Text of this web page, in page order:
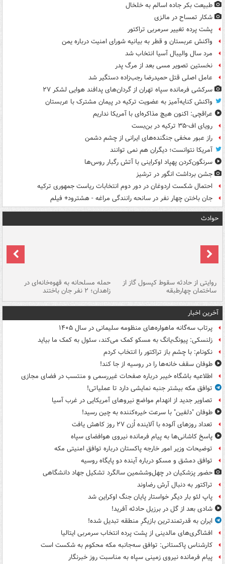
طبیعت بکر جاده اسالم به خلخال
شکار تمساح در مالزی
پشت پرده تغییر سرمربی تراکتور
واکنش عربستان و قطر به بیانیه شورای امنیت درباره یمن
مرد سال والیبال آسیا انتخاب شد
نخستین تصویر مسی بعد از مرگ پدر
عامل اصلی قتل حمیدرضا رجب‌زاده دستگیر شد
سرکشی فرمانده سپاه تهران از گردان‌های پدافند هوایی لشکر ۲۷
واکنش کنایه‌آمیز به عضویت ترکیه در پیمان مشترک با عربستان
عراقچی: اکنون هیچ مذاکره‌ای با آمریکا نداریم
رویای اف-۳۵ ترکیه در بن‌بست
راز عبور مخفی جنگنده‌های ایرانی از چشم دشمن
آمریکا نتوانست؛ دیگران هم نمی توانند
سرنگون‌کردن پهپاد اوکراینی با آتش رگبار روس‌ها
جشن برداشت انگور در ترشیز
احتمال شکست اردوغان در دور دوم انتخابات ریاست جمهوری ترکیه
جان باختن چهار نفر در سانحه رانندگی مراغه - هشترود+ فیلم
حوادث
روایتی از حادثه سقوط کپسول گاز از
ساختمان چهارطبقه
حمله مسلحانه به قهوه‌خانه‌ای در
زاهدان؛ ۲ نفر جان باختند
آخرین اخبار
پرتاب سه‌گانه ماهواره‌های منظومه سلیمانی در سال ۱۴۰۵
زلنسکی: پیونگ‌یانگ به مسکو کمک می‌کند، سئول به کمک ما بیاید
نکونام: با چشم باز تراکتور را انتخاب کردم
طوفان سقف خانه‌ها را در روسیه از جا ‌کند!
اطلاعیه باشگاه خیبر درباره صفحات غیررسمی و منتسب در فضای مجازی
توافق مکه بیشتر جنبه نمایشی دارد تا عملیاتی!
تصاویر جدید از انهدام مواضع نیروهای آمریکایی در غرب آسیا
طوفان "دلفین" با سرعت خیره‌کننده به چین رسید!
تعداد روزهای آلوده با آلاینده اُزن ۲۷ روز کاهش یافت
پاسخ کاشانی‌ها به پیام فرمانده نیروی هوافضای سپاه
توضیحات وزیر امور خارجه پاکستان درباره توافق امنیتی مکه
توافق دمشق و مسکو درباره آینده دو پایگاه روسیه
حضور پزشکیان در چهل‌وششمین سالگرد تشکیل جهاد دانشگاهی
تراکتور به دنبال آرش رضاوند
پاپ لئو بار دیگر خواستار پایان جنگ اوکراین شد
شادی بعد از گل در برزیل حادثه آفرید!
ایران به قدرتمندترین بازیگرِ منطقه تبدیل شده!
افشاگری‌های مالدینی از پشت پرده انتخاب سرمربی ایتالیا
کارشناس پاکستانی: توافق سه‌جانبه مکه محکوم به شکست است
پیام فرمانده نیروی زمینی سپاه به مناسبت روز خبرنگار